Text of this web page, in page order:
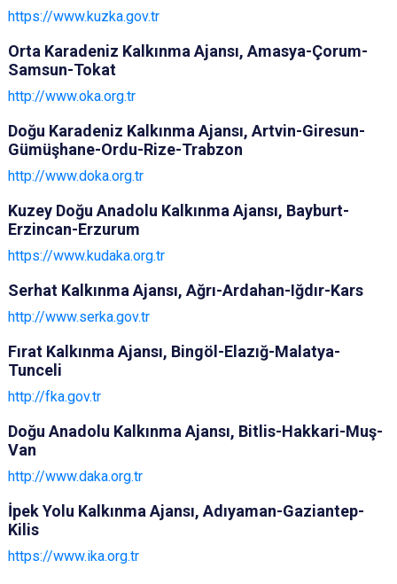
https://www.kuzka.gov.tr
Orta Karadeniz Kalkınma Ajansı, Amasya-Çorum-
Samsun-Tokat
http://www.oka.org.tr
Doğu Karadeniz Kalkınma Ajansı, Artvin-Giresun-
Gümüşhane-Ordu-Rize-Trabzon
http://www.doka.org.tr
Kuzey Doğu Anadolu Kalkınma Ajansı, Bayburt-
Erzincan-Erzurum
https://www.kudaka.org.tr
Serhat Kalkınma Ajansı, Ağrı-Ardahan-Iğdır-Kars
http://www.serka.gov.tr
Fırat Kalkınma Ajansı, Bingöl-Elazığ-Malatya-
Tunceli
http://fka.gov.tr
Doğu Anadolu Kalkınma Ajansı, Bitlis-Hakkari-Muş-
Van
http://www.daka.org.tr
İpek Yolu Kalkınma Ajansı, Adıyaman-Gaziantep-
Kilis
https://www.ika.org.tr